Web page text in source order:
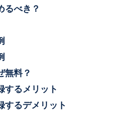
るべき？
無料？
するメリット
するデメリット